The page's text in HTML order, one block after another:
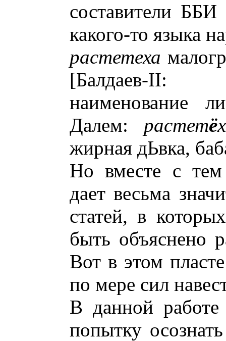
составители
какого-то языка
растетеха
[Балдаев-II:
наименование
Далем: растетё
жирная дЬвка,
Но вместе с тем
дает весьма
статей, в
быть объяснено
Вот в этом
по мере сил
В данной
попытку